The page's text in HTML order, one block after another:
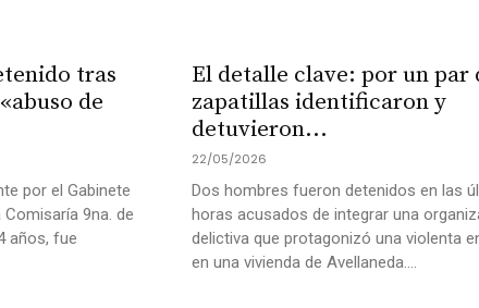
tras
de
por el Gabinete
9na. de
años, fue
El detalle clave: por un par
zapatillas identificaron y
detuvieron...
22/05/2026
Dos hombres fueron detenidos en las
horas acusados de integrar una
delictiva que protagonizó una violenta
en una vivienda de Avellaneda....